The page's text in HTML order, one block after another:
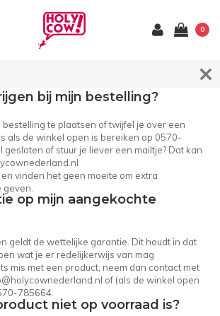
0
bij mijn bestelling?
bestelling te plaatsen of twijfel je over een
als de winkel open is bereiken op 0570-
gesloten of stuur je liever een mailtje? Dat kan
vinden het geen moeite om extra
op mijn aangekochte
geldt de wettelijke garantie. Dit houdt in dat
wat je er redelijkerwijs van mag
mis met een product, neem dan contact met
of (als de winkel open
785664.
niet op voorraad is?